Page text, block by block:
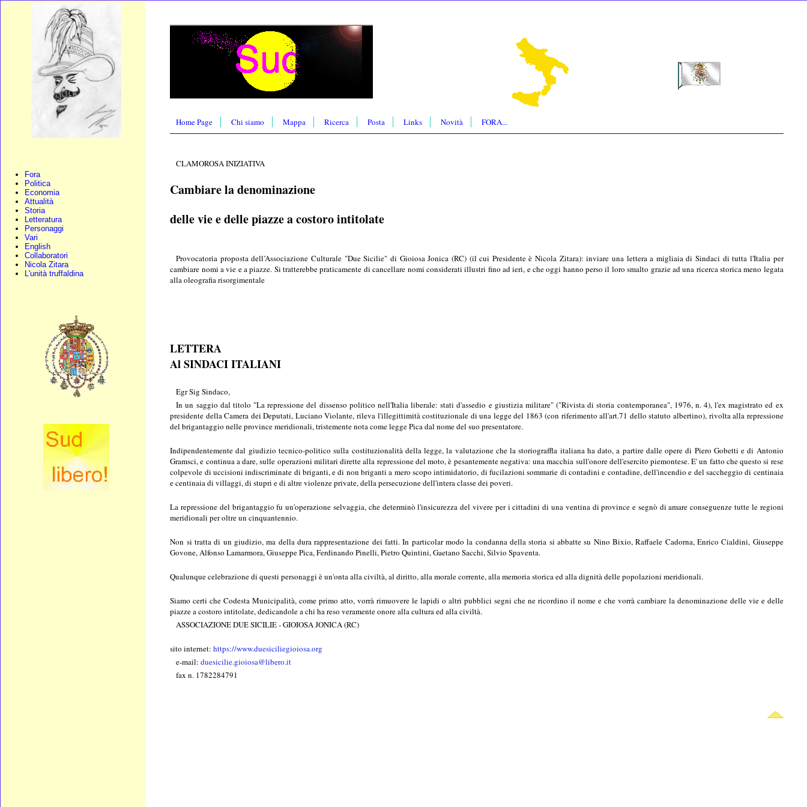
Fora
Politica
Economia
Attualità
Storia
Letteratura
Personaggi
Vari
English
Collaboratori
Nicola Zitara
L'unità truffaldina
Home Page Chi siamo Mappa Ricerca Posta Links Novità FORA...
CLAMOROSA INIZIATIVA
Cambiare la denominazione
delle vie e delle piazze a costoro intitolate
Provocatoria proposta dell’Associazione Culturale "Due Sicilie" di Gioiosa Jonica (RC) (il cui Presidente è Nicola Zitara): inviare una lettera a migliaia di Sindaci di tutta l'Italia per
cambiare nomi a vie e a piazze. Si tratterebbe praticamente di cancellare nomi considerati illustri fino ad ieri, e che oggi hanno perso il loro smalto grazie ad una ricerca storica meno legata
alla oleografia risorgimentale
LETTERA
Al SINDACI ITALIANI
Egr Sig Sindaco,
In un saggio dal titolo "La repressione del dissenso politico nell'Italia liberale: stati d'assedio e giustizia militare" ("Rivista di storia contemporanea", 1976, n. 4), l'ex magistrato ed ex
presidente della Camera dei Deputati, Luciano Violante, rileva l'illegittimità costituzionale di una legge del 1863 (con riferimento all'art.71 dello statuto albertino), rivolta alla repressione
del brigantaggio nelle province meridionali, tristemente nota come legge Pica dal nome del suo presentatore.
Indipendentemente dal giudizio tecnico-politico sulla costituzionalità della legge, la valutazione che la storiograffla italiana ha dato, a partire dalle opere di Piero Gobetti e di Antonio
Gramsci, e continua a dare, sulle operazioni militari dirette alla repressione del moto, è pesantemente negativa: una macchia sull'onore dell'esercito piemontese. E' un fatto che questo si rese
colpevole di uccisioni indiscriminate di briganti, e di non briganti a mero scopo intimidatorio, di fucilazioni sommarie di contadini e contadine, dell'incendio e del saccheggio di centinaia
e centinaia di villaggi, di stupri e di altre violenze private, della persecuzione dell'intera classe dei poveri.
La repressione del brigantaggio fu un'operazione selvaggia, che determinò l'insicurezza del vivere per i cittadini di una ventina di province e segnò di amare conseguenze tutte le regioni
meridionali per oltre un cinquantennio.
Non si tratta di un giudizio, ma della dura rappresentazione dei fatti. In particolar modo la condanna della storia si abbatte su Nino Bixio, Raffaele Cadorna, Enrico Cialdini, Giuseppe
Govone, Alfonso Lamarmora, Giuseppe Pica, Ferdinando Pinelli, Pietro Quintini, Gaetano Sacchi, Silvio Spaventa.
Qualunque celebrazione di questi personaggi è un'onta alla civiltà, al diritto, alla morale corrente, alla memoria storica ed alla dignità delle popolazioni meridionali.
Siamo certi che Codesta Municipalità, come primo atto, vorrà rimuovere le lapidi o altri pubblici segni che ne ricordino il nome e che vorrà cambiare la denominazione delle vie e delle
piazze a costoro intitolate, dedicandole a chi ha reso veramente onore alla cultura ed alla civiltà.
ASSOCIAZIONE DUE SICILIE - GIOIOSA JONICA (RC)
sito internet:https://www.duesiciliegioiosa.org
e-mail:duesicilie.gioiosa@libero.it
fax n. 1782284791